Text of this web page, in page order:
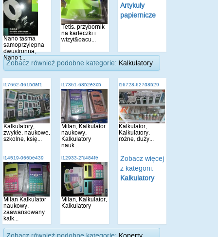
Nano taśma
samoprzylepna
dwustronna,
Nano t...
Tetis, przybornik
na karteczki i
wizyt&oacu...
Artykuły
papiernicze
Zobacz również podobne kategorie: Kalkulatory
i17662-d61bdaf1
Kalkulatory,
zwykłe, naukowe,
szkolne, księ...
i17351-68b2e3cb
Milan, Kalkulator
naukowy,
Kalkulatory
nauk...
i16728-627d8b29
Kalkulator,
Kalkulatory,
różne, duży...
i14519-066be439
Milan Kalkulator
naukowy,
zaawansowany
kalk...
i12933-2fc484fe
Milan, Kalkulator,
Kalkulatory
Zobacz więcej
z kategorii:
Kalkulatory